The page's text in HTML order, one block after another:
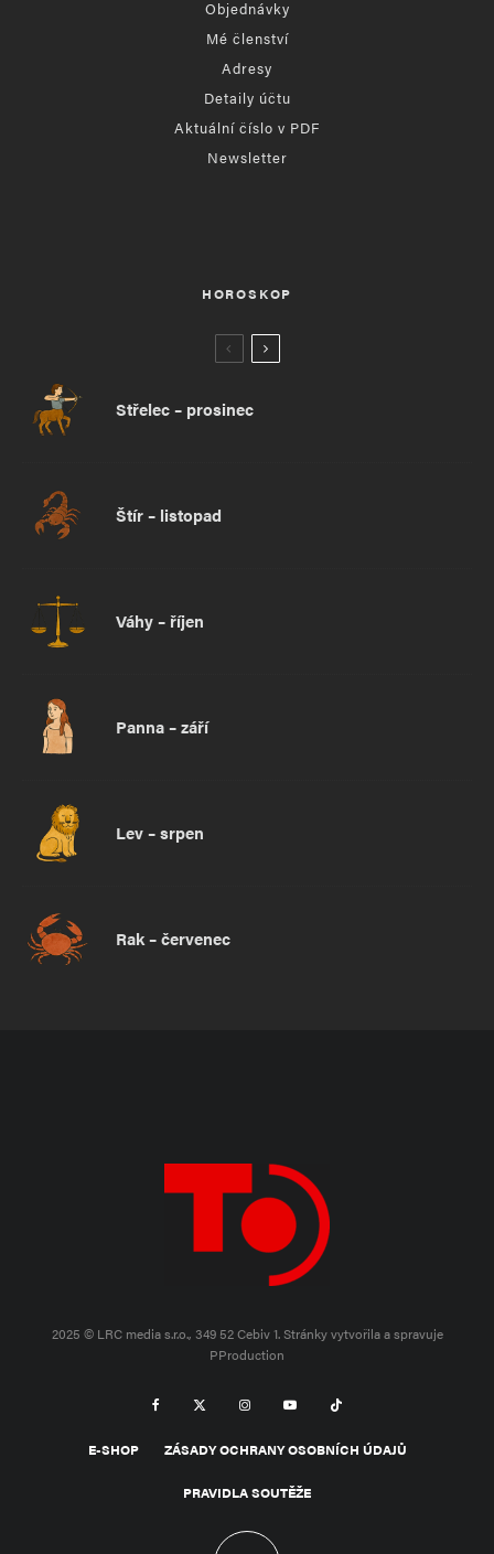
Objednávky
Mé členství
Adresy
Detaily účtu
Aktuální číslo v PDF
Newsletter
HOROSKOP
Střelec – prosinec
Štír – listopad
Váhy – říjen
Panna – září
Lev – srpen
Rak – červenec
2025 © LRC media s.r.o., 349 52 Cebiv 1.Stránky vytvořila a spravuje
PProduction
E-SHOP ZÁSADY OCHRANY OSOBNÍCH ÚDAJŮ
PRAVIDLA SOUTĚŽE